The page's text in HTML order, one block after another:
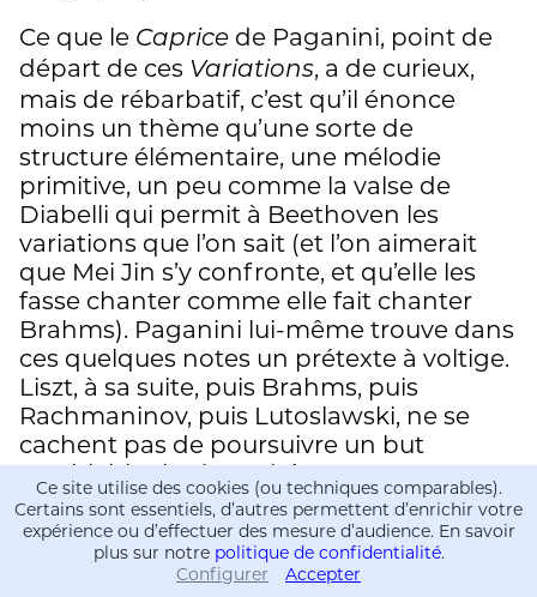
Informations
Informations
Ce que le Caprice de Paganini, point de
départ de ces Variations, a de curieux,
mais de rébarbatif, c’est qu’il énonce
moins un thème qu’une sorte de
structure élémentaire, une mélodie
primitive, un peu comme la valse de
Diabelli qui permit à Beethoven les
variations que l’on sait (et l’on aimerait
que Mei Jin s’y confronte, et qu’elle les
fasse chanter comme elle fait chanter
Brahms). Paganini lui-même trouve dans
ces quelques notes un prétexte à voltige.
Liszt, à sa suite, puis Brahms, puis
Rachmaninov, puis Lutoslawski, ne se
cachent pas de poursuivre un but
semblable : la virtuosité.
Mais – chez Brahms en tout cas – le génie
vient s’en mêler. Il jaillit partout, il fait
beauté de tout. Les variations de Brahms
Ce site utilise des cookies (ou techniques comparables).
Certains sont essentiels, d’autres permettent d’enrichir votre
expérience ou d’effectuer des mesure d’audience. En savoir
plus sur notre politique de confidentialité.
Configurer
Accepter